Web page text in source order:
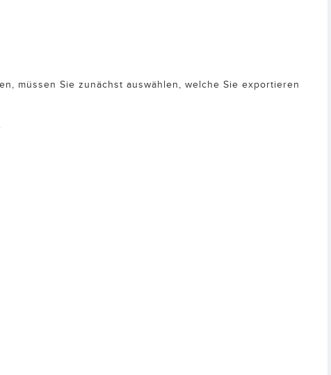
müssen Sie zunächst auswählen, welche Sie exportieren